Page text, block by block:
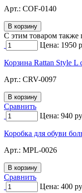
Арт.: COF-0140
C этим товаром также
Цена: 1950
Корзина Rattan Style
Арт.: CRV-0097
Сравнить
Цена: 940
Коробка для обуви
Арт.: MPL-0026
Сравнить
Цена: 400